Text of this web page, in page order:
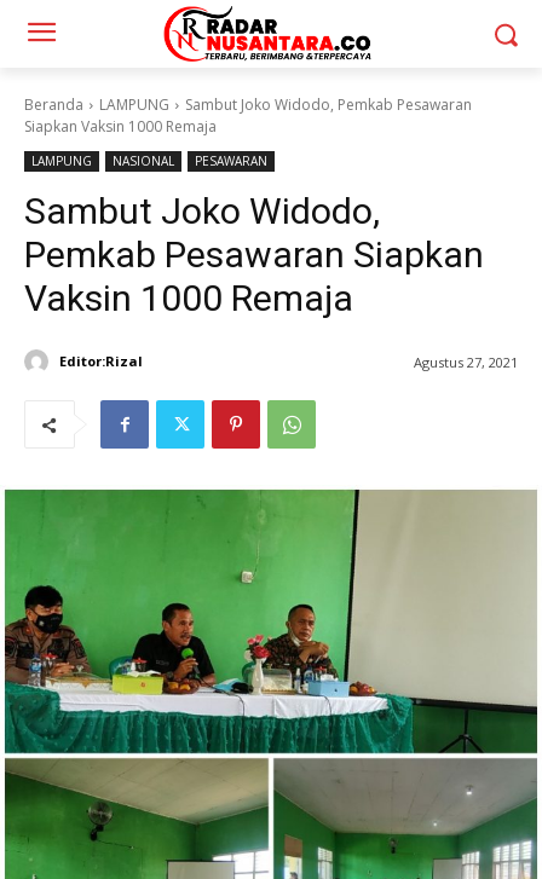
Beranda LAMPUNG
Sambut Joko Widodo, Pemkab Pesawaran
Siapkan Vaksin 1000 Remaja
LAMPUNG NASIONAL PESAWARAN
Sambut Joko Widodo,
Pemkab Pesawaran Siapkan
Vaksin 1000 Remaja
Editor:Rizal Agustus 27, 2021